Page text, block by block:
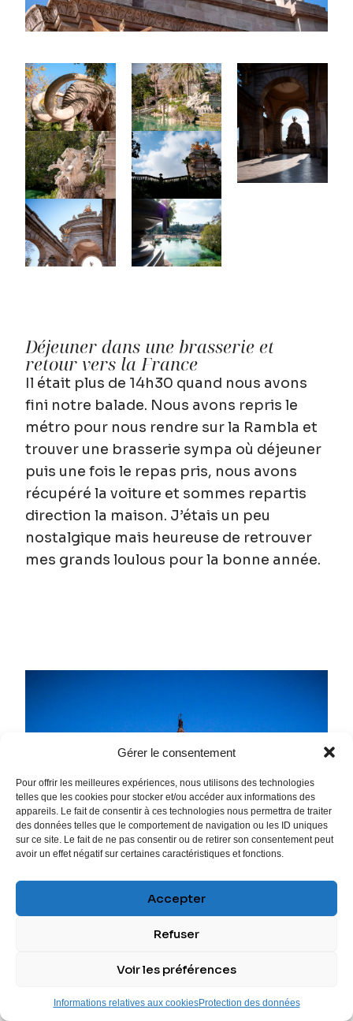
Gérer le consentement
Pour offrir les meilleures expériences, nous utilisons des technologies
telles que les cookies pour stocker et/ou accéder aux informations des
appareils. Le fait de consentir à ces technologies nous permettra de traiter
des données telles que le comportement de navigation ou les ID uniques
sur ce site. Le fait de ne pas consentir ou de retirer son consentement peut
avoir un effet négatif sur certaines caractéristiques et fonctions.
Accepter
Refuser
Voir les préférences
Informations relatives aux cookiesProtection des données
Déjeuner dans une brasserie et
retour vers la France
Il était plus de 14h30 quand nous avons
fini notre balade. Nous avons repris le
métro pour nous rendre sur la Rambla et
trouver une brasserie sympa où déjeuner
puis une fois le repas pris, nous avons
récupéré la voiture et sommes repartis
direction la maison. J’étais un peu
nostalgique mais heureuse de retrouver
mes grands loulous pour la bonne année.